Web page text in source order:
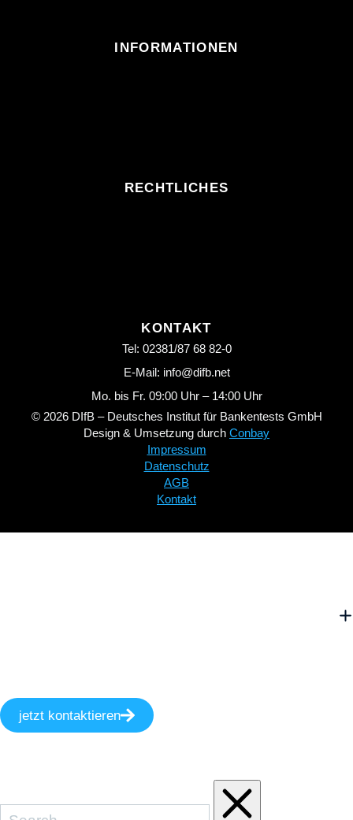
INFORMATIONEN
RECHTLICHES
KONTAKT
Tel: 02381/87 68 82-0
E-Mail: info@difb.net
Mo. bis Fr. 09:00 Uhr – 14:00 Uhr
© 2026 DIfB – Deutsches Institut für Bankentests GmbH
Design & Umsetzung durch Conbay
Impressum
Datenschutz
AGB
Kontakt
jetzt kontaktieren